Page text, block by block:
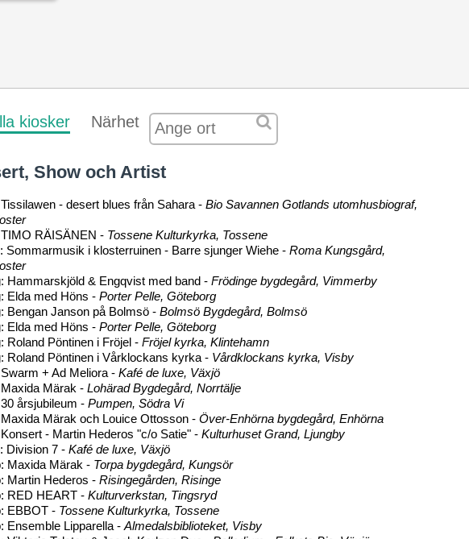
kiosker Närhet
Show och Artist
- desert blues från Sahara - Bio Savannen Gotlands utomhusbiograf,
RÄISÄNEN - Tossene Kulturkyrka, Tossene
Sommarmusik i klosterruinen - Barre sjunger Wiehe - Roma Kungsgård,
Hammarskjöld & Engqvist med band - Frödinge bygdegård, Vimmerby
Elda med Höns - Porter Pelle, Göteborg
Bengan Janson på Bolmsö - Bolmsö Bygdegård, Bolmsö
Elda med Höns - Porter Pelle, Göteborg
Roland Pöntinen i Fröjel - Fröjel kyrka, Klintehamn
Roland Pöntinen i Vårklockans kyrka - Vårdklockans kyrka, Visby
+ Ad Meliora - Kafé de luxe, Växjö
Märak - Lohärad Bygdegård, Norrtälje
årsjubileum - Pumpen, Södra Vi
Märak och Louice Ottosson - Över-Enhörna bygdegård, Enhörna
- Martin Hederos "c/o Satie" - Kulturhuset Grand, Ljungby
Division 7 - Kafé de luxe, Växjö
Maxida Märak - Torpa bygdegård, Kungsör
Martin Hederos - Risingegården, Risinge
RED HEART - Kulturverkstan, Tingsryd
EBBOT - Tossene Kulturkyrka, Tossene
Ensemble Lipparella - Almedalsbiblioteket, Visby